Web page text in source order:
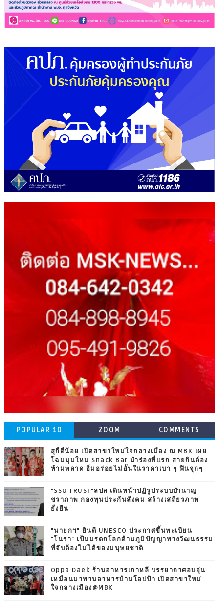
POPULAR 10 ZOOM COMMENTS
สุกี้ตี๋น้อย เปิดสาขาใหม่ใจกลางเมือง ณ MBK เผย
โฉมมุมใหม่ Snack Bar นำร่องที่แรก สายกินต้อง
ห้ามพลาด อิ่มอร่อยไม่อั้นในราคาเบา ๆ ฟินจุกๆ
"SSO TRUST"สปส.เดินหน้าปฏิรูประบบบำนาญ
ชราภาพ กองทุนประกันสังคม สร้างเสถียรภาพ
ยั่งยืน
"นายกฯ" ยินดี UNESCO ประกาศขึ้นทะเบียน
"โนรา" เป็นมรดกโลกด้านภูมิปัญญาทางวัฒนธรรม
ที่จับต้องไม่ได้ของมนุษยชาติ
Oppa Daek ร้านอาหารเกาหลี บรรยากาศอบอุ่น
เหมือนมาทานอาหารบ้านโอปป้า เปิดสาขาใหม่
ใจกลางเมือง@MBK